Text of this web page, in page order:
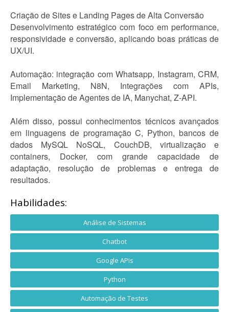
Criação de Sites e Landing Pages de Alta Conversão
Desenvolvimento estratégico com foco em performance,
responsividade e conversão, aplicando boas práticas de
UX/UI.
Automação: integração com Whatsapp, Instagram, CRM,
Email Marketing, N8N, Integrações com APIs,
Implementação de Agentes de IA, Manychat, Z-API.
Além disso, possui conhecimentos técnicos avançados
em linguagens de programação C, Python, bancos de
dados MySQL NoSQL, CouchDB, virtualização e
containers, Docker, com grande capacidade de
adaptação, resolução de problemas e entrega de
resultados.
Habilidades:
Análise de Sistemas
Chatbot
Google APIs
Python
Automação de Testes